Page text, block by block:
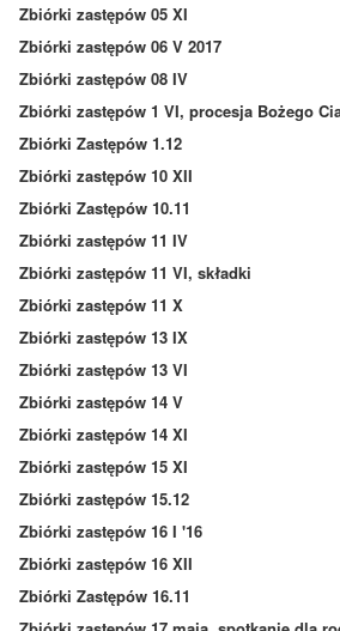
Zbiórki zastępów 05 XI
Zbiórki zastępów 06 V 2017
Zbiórki zastępów 08 IV
Zbiórki zastępów 1 VI, procesja Bożego
Zbiórki Zastępów 1.12
Zbiórki zastępów 10 XII
Zbiórki Zastępów 10.11
Zbiórki zastępów 11 IV
Zbiórki zastępów 11 VI, składki
Zbiórki zastępów 11 X
Zbiórki zastępów 13 IX
Zbiórki zastępów 13 VI
Zbiórki zastępów 14 V
Zbiórki zastępów 14 XI
Zbiórki zastępów 15 XI
Zbiórki zastępów 15.12
Zbiórki zastępów 16 I '16
Zbiórki zastępów 16 XII
Zbiórki Zastępów 16.11